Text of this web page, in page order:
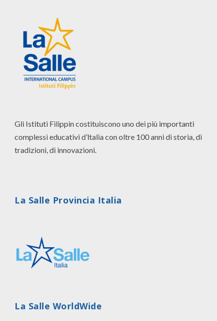
Gli Istituti Filippin costituiscono uno dei più importanti
complessi educativi d’ltalia con oltre 100 anni di storia, di
tradizioni, di innovazioni.
La Salle Provincia Italia
La Salle WorldWide